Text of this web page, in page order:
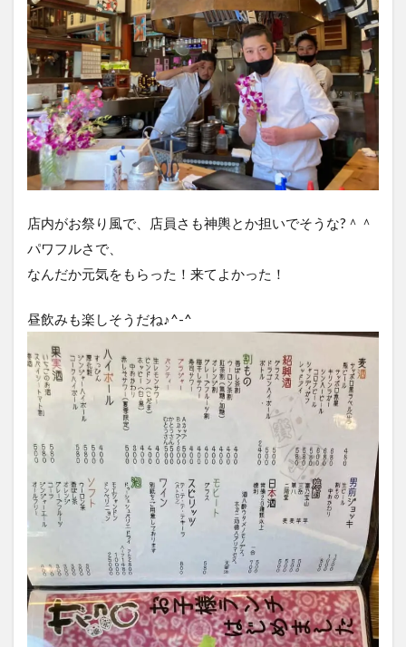
店内がお祭り風で、店員さも神輿とか担いでそうな?＾＾
パワフルさで、
なんだか元気をもらった！来てよかった！
昼飲みも楽しそうだね♪^-^